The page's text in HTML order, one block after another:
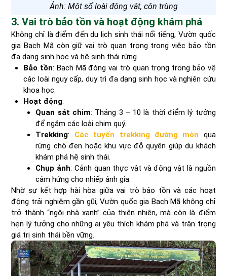
Ảnh: Một số loài động vật, côn trùng
3. Vai trò bảo tồn và hoạt động khám phá
Không chỉ là điểm đến du lịch sinh thái nổi tiếng, Vườn quốc
gia Bạch Mã còn giữ vai trò quan trọng trong việc bảo tồn
đa dạng sinh học và hệ sinh thái rừng.
Bảo tồn: Bạch Mã đóng vai trò quan trọng trong bảo vệ
các loài nguy cấp, duy trì đa dạng sinh học và nghiên cứu
khoa học.
Hoạt động:
Quan sát chim: Tháng 3 – 10 là thời điểm lý tưởng
để ngắm các loài chim quý.
Trekking: Các tuyến trekking đường mòn qua
rừng chò đen hoặc khu vực đỗ quyên giúp du khách
khám phá hệ sinh thái.
Chụp ảnh: Cảnh quan thực vật và động vật là nguồn
cảm hứng cho nhiếp ảnh gia.
Nhờ sự kết hợp hài hòa giữa vai trò bảo tồn và các hoạt
động trải nghiệm gần gũi, Vườn quốc gia Bạch Mã không chỉ
trở thành “ngôi nhà xanh” của thiên nhiên, mà còn là điểm
hẹn lý tưởng cho những ai yêu thích khám phá và trân trọng
giá trị sinh thái bền vững.